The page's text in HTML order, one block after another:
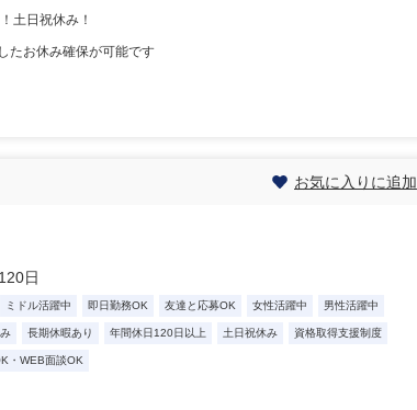
土日祝休み！
たお休み確保が可能です
お気に入りに追加
日
ミドル活躍中 即日勤務OK 友達と応募OK 女性活躍中 男性活躍中
長期休暇あり 年間休日120日以上 土日祝休み 資格取得支援制度
・WEB面談OK